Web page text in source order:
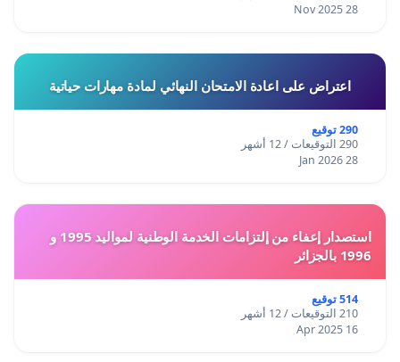
28 Nov 2025
اعتراض على اعادة الامتحان النهائي لمادة مهارات حياتية
290 توقيع
290 التوقيعات / 12 أشهر
28 Jan 2026
استصدار إعفاء من إلتزامات الخدمة الوطنية لمواليد 1995 و
1996 بالجزائر
514 توقيع
210 التوقيعات / 12 أشهر
16 Apr 2025